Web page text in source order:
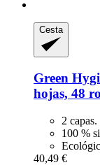
Cesta
Green
hojas, 48
2 capas.
100 %
40,49 €